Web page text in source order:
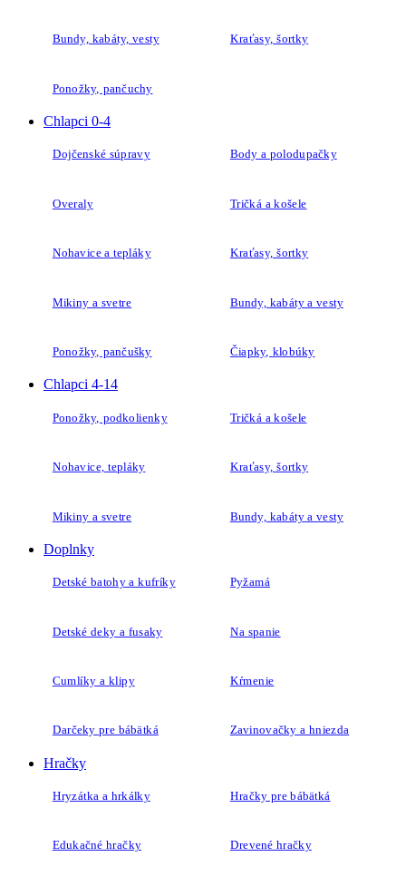
Bundy, kabáty, vesty Kraťasy, šortky
Ponožky, pančuchy
Chlapci 0-4
Dojčenské súpravy Body a polodupačky
Overaly Tričká a košele
Nohavice a tepláky Kraťasy, šortky
Mikiny a svetre Bundy, kabáty a vesty
Ponožky, pančušky Čiapky, klobúky
Chlapci 4-14
Ponožky, podkolienky Tričká a košele
Nohavice, tepláky Kraťasy, šortky
Mikiny a svetre Bundy, kabáty a vesty
Doplnky
Detské batohy a kufríky Pyžamá
Detské deky a fusaky Na spanie
Cumlíky a klipy Kŕmenie
Darčeky pre bábätká Zavinovačky a hniezda
Hračky
Hryzátka a hrkálky Hračky pre bábätká
Edukačné hračky Drevené hračky